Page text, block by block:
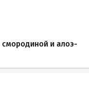
и алоэ-